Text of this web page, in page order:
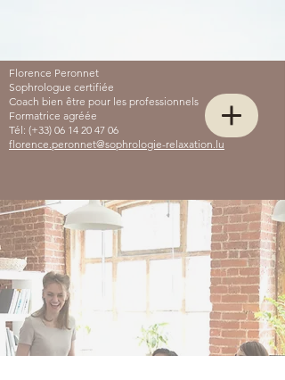
Florence Peronnet
Sophrologue certifiée
Coach bien être pour les professionnels
Formatrice agréée
Tél: (+33) 06 14 20 47 06
florence.peronnet@sophrologie-relaxation.lu